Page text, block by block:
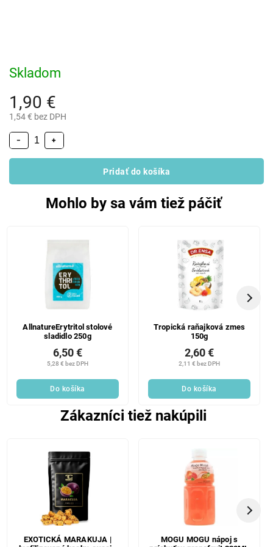
1,90 €
1,54 € bez DPH
Skladom
+
−
Pridať do košíka
Mohlo by sa vám tiež páčiť
AllnatureErytritol stolové
sladidlo 250g
5,28 € bez DPH
6,50 €
Do košíka
Tropická raňajková zmes
150g
2,11 € bez DPH
2,60 €
Do košíka
Zákazníci tiež nakúpili
EXOTICKÁ MARAKUJA |
MOGU MOGU nápoj s